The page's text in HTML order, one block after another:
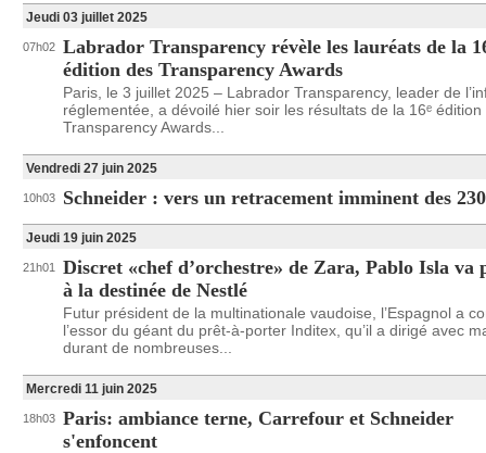
Jeudi 03 juillet 2025
07h02 Labrador Transparency révèle les lauréats de la
édition des Transparency Awards
Paris, le 3 juillet 2025 – Labrador Transparency, leader de
réglementée, a dévoilé hier soir les résultats de la 16ᵉ édition
Transparency Awards...
Vendredi 27 juin 2025
10h03 Schneider : vers un retracement imminent des
Jeudi 19 juin 2025
21h01
Discret «chef d’orchestre» de Zara, Pablo Isla va
à la destinée de Nestlé
Futur président de la multinationale vaudoise, l’Espagnol a
l’essor du géant du prêt-à-porter Inditex, qu’il a dirigé avec
durant de nombreuses...
Mercredi 11 juin 2025
18h03 Paris: ambiance terne, Carrefour et Schneider
s'enfoncent